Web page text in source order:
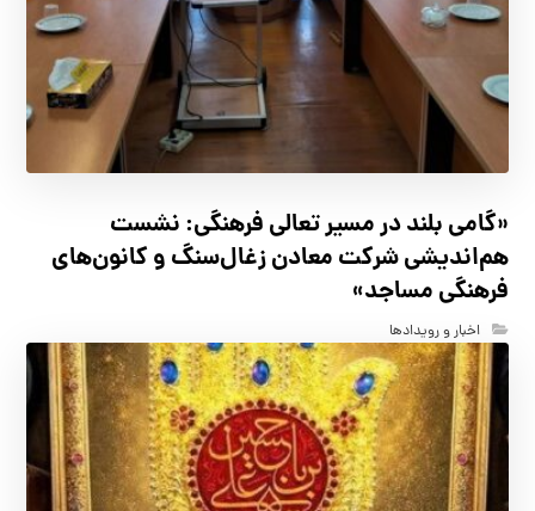
«گامی بلند در مسیر تعالی فرهنگی: نشست
هم‌اندیشی شرکت معادن زغال‌سنگ و کانون‌های
فرهنگی مساجد»
اخبار و رویدادها